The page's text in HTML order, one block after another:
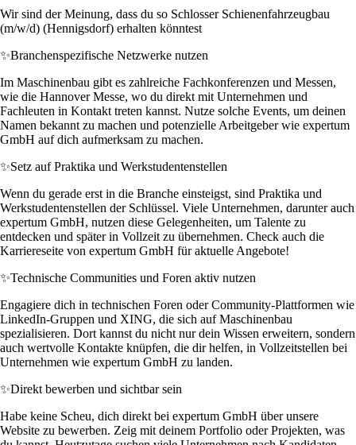
Wir sind der Meinung, dass du so Schlosser Schienenfahrzeugbau
(m/w/d) (Hennigsdorf) erhalten könntest
✨Branchenspezifische Netzwerke nutzen
Im Maschinenbau gibt es zahlreiche Fachkonferenzen und Messen,
wie die Hannover Messe, wo du direkt mit Unternehmen und
Fachleuten in Kontakt treten kannst. Nutze solche Events, um deinen
Namen bekannt zu machen und potenzielle Arbeitgeber wie expertum
GmbH auf dich aufmerksam zu machen.
✨Setz auf Praktika und Werkstudentenstellen
Wenn du gerade erst in die Branche einsteigst, sind Praktika und
Werkstudentenstellen der Schlüssel. Viele Unternehmen, darunter auch
expertum GmbH, nutzen diese Gelegenheiten, um Talente zu
entdecken und später in Vollzeit zu übernehmen. Check auch die
Karriereseite von expertum GmbH für aktuelle Angebote!
✨Technische Communities und Foren aktiv nutzen
Engagiere dich in technischen Foren oder Community-Plattformen wie
LinkedIn-Gruppen und XING, die sich auf Maschinenbau
spezialisieren. Dort kannst du nicht nur dein Wissen erweitern, sondern
auch wertvolle Kontakte knüpfen, die dir helfen, in Vollzeitstellen bei
Unternehmen wie expertum GmbH zu landen.
✨Direkt bewerben und sichtbar sein
Habe keine Scheu, dich direkt bei expertum GmbH über unsere
Website zu bewerben. Zeig mit deinem Portfolio oder Projekten, was